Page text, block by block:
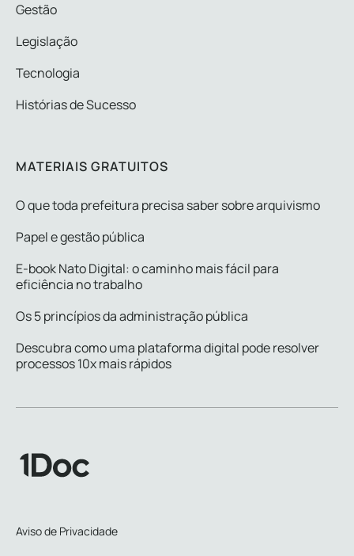
Gestão
Legislação
Tecnologia
Histórias de Sucesso
MATERIAIS GRATUITOS
O que toda prefeitura precisa saber sobre arquivismo
Papel e gestão pública
E-book Nato Digital: o caminho mais fácil para
eficiência no trabalho
Os 5 princípios da administração pública
Descubra como uma plataforma digital pode resolver
processos 10x mais rápidos
Aviso de Privacidade